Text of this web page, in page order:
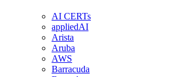
AI CERTs
appliedAI
Arista
Aruba
AWS
Barracuda